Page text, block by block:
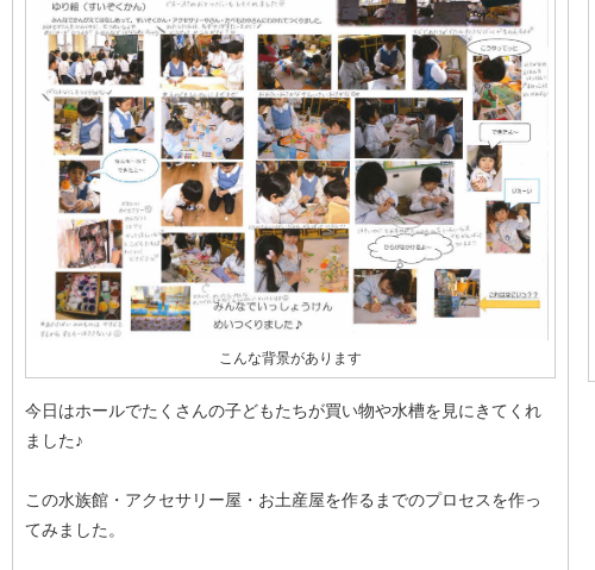
こんな背景があります
今日はホールでたくさんの子どもたちが買い物や水槽を見にきてくれ
ました♪
この水族館・アクセサリー屋・お土産屋を作るまでのプロセスを作っ
てみました。